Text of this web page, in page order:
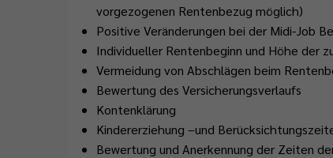
vorgezogenen Rentenbezug möglich)
Positive Veränderungen bei der Midi-Job
Individueller Rentenbeginn und Höhe der
Vermeidung von Abschlägen beim
Bewertung des Versicherungsverlaufs
Kontenklärung
Kindererziehung –und
Bewertung und Anerkennung der Zeiten